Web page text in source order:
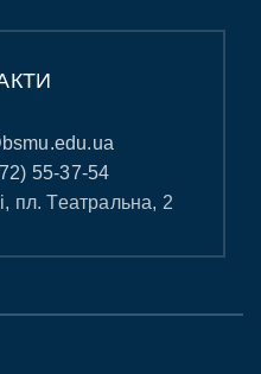
55-37-54
пл. Театральна, 2